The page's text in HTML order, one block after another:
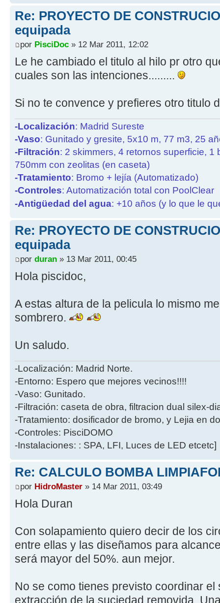
Re: PROYECTO DE
equipada
por PisciDoc » 12 Mar 2011, 12:02
Le he cambiado el titulo al hilo pr otro
cuales son las intenciones.........
Si no te convence y prefieres otro titulo
-Localización: Madrid Sureste
-Vaso: Gunitado y gresite, 5x10 m, 77 m3, 25
-Filtración: 2 skimmers, 4 retornos superficie, 1
750mm con zeolitas (en caseta)
-Tratamiento: Bromo + lejía (Automatizado)
-Controles: Automatización total con PoolClear
-Antigüedad del agua: +10 años (y lo que le
Re: PROYECTO DE
equipada
por duran » 13 Mar 2011, 00:45
Hola piscidoc,
A estas altura de la pelicula lo mismo
sombrero.
Un saludo.
-Localización: Madrid Norte.
-Entorno: Espero que mejores vecinos!!!!
-Vaso: Gunitado.
-Filtración: caseta de obra, filtracion dual silex-
-Tratamiento: dosificador de bromo, y Lejia en
-Controles: PisciDOMO
-Instalaciones: : SPA, LFI, Luces de LED etcetc]
Re: CALCULO BOMBA
por HidroMaster » 14 Mar 2011, 03:49
Hola Duran
Con solapamiento quiero decir de los
entre ellas y las diseñamos para
será mayor del 50%. aun mejor.
No se como tienes previsto coordinar
extracción de la suciedad removida.